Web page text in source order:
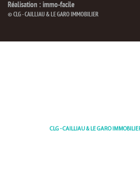
Réalisation : immo-facile
© CLG - CAILLIAU & LE GARO IMMOBILIER
CLG - CAILLIAU & LE GARO IMMOBILIER: A louer